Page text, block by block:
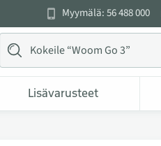
Myymälä: 56 488 000
Lisävarusteet